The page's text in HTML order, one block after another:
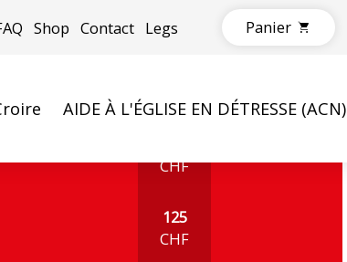
Shop Contact Legs Panier
AIDE À L'ÉGLISE EN DÉTRESSE (ACN)
CHF
125
CHF